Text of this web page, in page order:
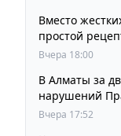
Вместо
Вчера 18:00
В Алматы за
нарушений
Вчера 17:52